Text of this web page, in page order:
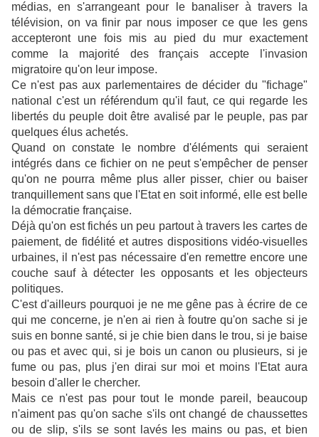
médias, en s'arrangeant pour le banaliser à travers la
télévision, on va finir par nous imposer ce que les gens
accepteront une fois mis au pied du mur exactement
comme la majorité des français accepte l'invasion
migratoire qu'on leur impose.
Ce n'est pas aux parlementaires de décider du "fichage"
national c'est un référendum qu'il faut, ce qui regarde les
libertés du peuple doit être avalisé par le peuple, pas par
quelques élus achetés.
Quand on constate le nombre d'éléments qui seraient
intégrés dans ce fichier on ne peut s'empêcher de penser
qu'on ne pourra même plus aller pisser, chier ou baiser
tranquillement sans que l'Etat en soit informé, elle est belle
la démocratie française.
Déjà qu'on est fichés un peu partout à travers les cartes de
paiement, de fidélité et autres dispositions vidéo-visuelles
urbaines, il n'est pas nécessaire d'en remettre encore une
couche sauf à détecter les opposants et les objecteurs
politiques.
C'est d'ailleurs pourquoi je ne me gêne pas à écrire de ce
qui me concerne, je n'en ai rien à foutre qu'on sache si je
suis en bonne santé, si je chie bien dans le trou, si je baise
ou pas et avec qui, si je bois un canon ou plusieurs, si je
fume ou pas, plus j'en dirai sur moi et moins l'Etat aura
besoin d'aller le chercher.
Mais ce n'est pas pour tout le monde pareil, beaucoup
n'aiment pas qu'on sache s'ils ont changé de chaussettes
ou de slip, s'ils se sont lavés les mains ou pas, et bien